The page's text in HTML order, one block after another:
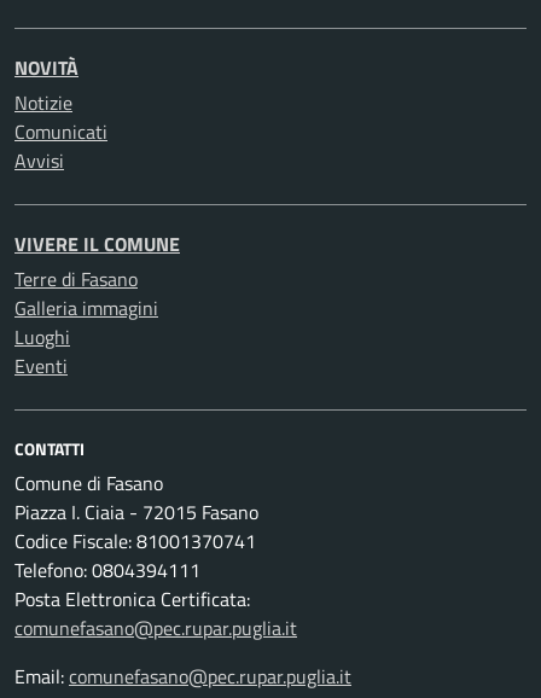
NOVITÀ
Notizie
Comunicati
Avvisi
VIVERE IL COMUNE
Terre di Fasano
Galleria immagini
Luoghi
Eventi
CONTATTI
Comune di Fasano
Piazza I. Ciaia - 72015 Fasano
Codice Fiscale: 81001370741
Telefono: 0804394111
Posta Elettronica Certificata:
comunefasano@pec.rupar.puglia.it
Email:comunefasano@pec.rupar.puglia.it